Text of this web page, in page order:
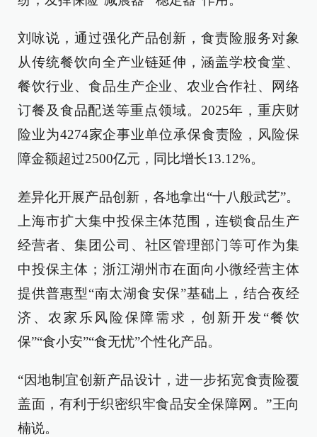
刘咏说，通过强化产品创新，食责险服务对象
从传统餐饮向全产业链延伸，涵盖学校食堂、
餐饮行业、食品生产企业、农业合作社、网络
订餐及食品配送等重点领域。2025年，重庆财
险业为4274家企事业单位承保食责险，风险保
障金额超过2500亿元，同比增长13.12%。
差异化开展产品创新，各地拿出“十八般武艺”。
上海市扩大集中投保主体范围，连锁食品生产
经营者、集团公司、社区管理部门等可作为集
中投保主体；浙江湖州市在面向小微经营主体
提供普惠型“南太湖食安保”基础上，结合夜经
济、农家乐风险保障需求，创新开发“餐饮
保”“食小安”“食无忧”个性化产品。
“因地制宜创新产品设计，进一步拓宽食责险覆
盖面，有利于织密织牢食品安全保障网。”王向
楠说。